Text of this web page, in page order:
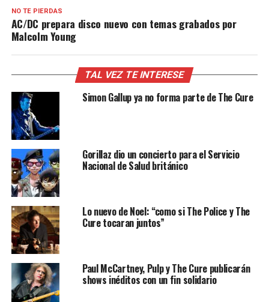
NO TE PIERDAS
AC/DC prepara disco nuevo con temas grabados por
Malcolm Young
TAL VEZ TE INTERESE
Simon Gallup ya no forma parte de The Cure
Gorillaz dio un concierto para el Servicio
Nacional de Salud británico
Lo nuevo de Noel: “como si The Police y The
Cure tocaran juntos”
Paul McCartney, Pulp y The Cure publicarán
shows inéditos con un fin solidario